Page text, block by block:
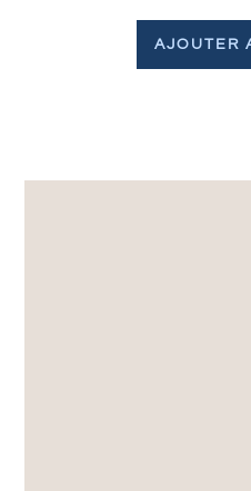
AJOUTER